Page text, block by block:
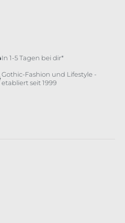
nicht verfügbar.)
In 1-5 Tagen bei dir*
Gothic-Fashion und Lifestyle -
etabliert seit 1999